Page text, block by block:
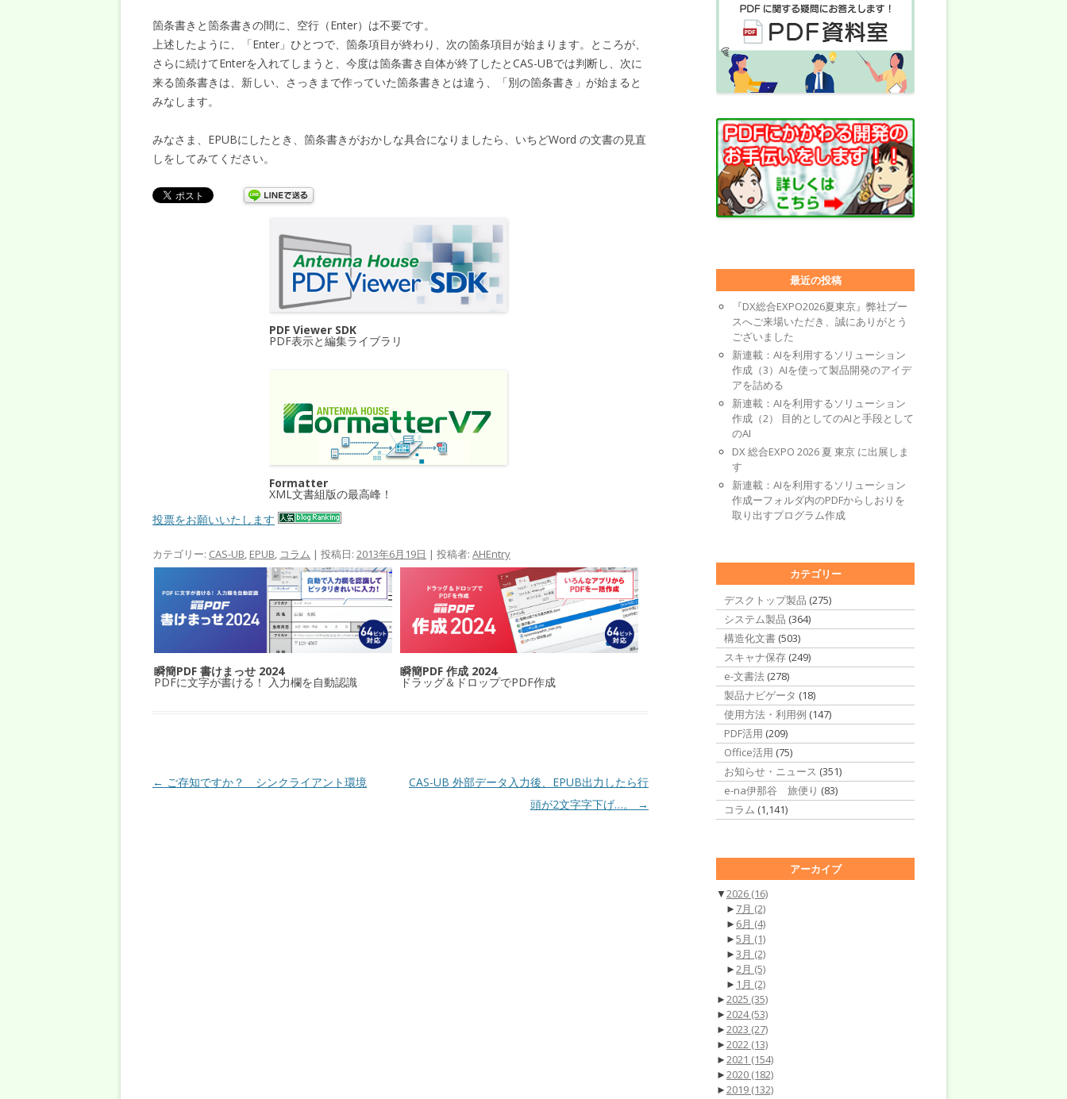
箇条書きと箇条書きの間に、空行（Enter）は不要です。
上述したように、「Enter」ひとつで、箇条項目が終わり、次の箇条項目が始まります。ところが、
さらに続けてEnterを入れてしまうと、今度は箇条書き自体が終了したとCAS-UBでは判断し、次に
来る箇条書きは、新しい、さっきまで作っていた箇条書きとは違う、「別の箇条書き」が始まると
みなします。
みなさま、EPUBにしたとき、箇条書きがおかしな具合になりましたら、いちどWord の文書の見直
しをしてみてください。
PDF Viewer SDK
PDF表示と編集ライブラリ
Formatter
XML文書組版の最高峰！
投票をお願いいたします
カテゴリー: CAS-UB EPUB コラム | 投稿日: 2013年6月19日 | 投稿者: AHEntry
瞬簡PDF 書けまっせ 2024
PDFに文字が書ける！ 入力欄を自動認識
瞬簡PDF 作成 2024
ドラッグ＆ドロップでPDF作成
投稿ナビゲーション
← ご存知ですか？ シンクライアント環境
CAS-UB 外部データ入力後、EPUB出力したら行
頭が2文字字下げ…。
→
最近の投稿
『DX総合EXPO2026夏東京』弊社ブー
スへご来場いただき、誠にありがとう
ございました
新連載：AIを利用するソリューション
作成（3）AIを使って製品開発のアイデ
アを詰める
新連載：AIを利用するソリューション
作成（2） 目的としてのAIと手段として
のAI
DX 総合EXPO 2026 夏 東京 に出展しま
す
新連載：AIを利用するソリューション
作成ーフォルダ内のPDFからしおりを
取り出すプログラム作成
カテゴリー
デスクトップ製品 (275)
システム製品 (364)
構造化文書 (503)
スキャナ保存 (249)
e-文書法 (278)
製品ナビゲータ (18)
使用方法・利用例 (147)
PDF活用 (209)
Office活用 (75)
お知らせ・ニュース (351)
e-na伊那谷 旅便り (83)
コラム (1,141)
アーカイブ
▼2026 (16)
► 7月 (2)
► 6月 (4)
►5月 (1)
►3月 (2)
►2月 (5)
► 1月 (2)
►2025 (35)
►2024(53)
►2023 (27)
►2022 (13)
►2021 (154)
►2020 (182)
►2019 (132)